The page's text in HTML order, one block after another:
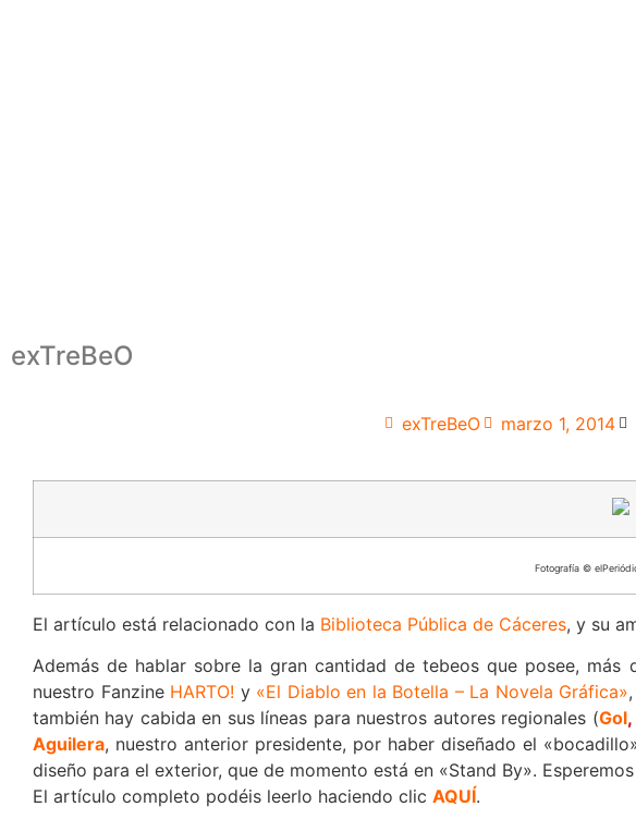
exTreBeO
exTreBeO marzo 1, 2014
Fotografía ©
El artículo está relacionado con la Biblioteca Pública de Cáceres, y su
Además de hablar sobre la gran cantidad de tebeos que posee,
nuestro Fanzine HARTO! y «El Diablo en la Botella – La Novela Gráfica»
también hay cabida en sus líneas para nuestros autores regionales (Gol,
Aguilera, nuestro anterior presidente, por haber diseñado el
diseño para el exterior, que de momento está en «Stand By».
El artículo completo podéis leerlo haciendo clic AQUÍ.